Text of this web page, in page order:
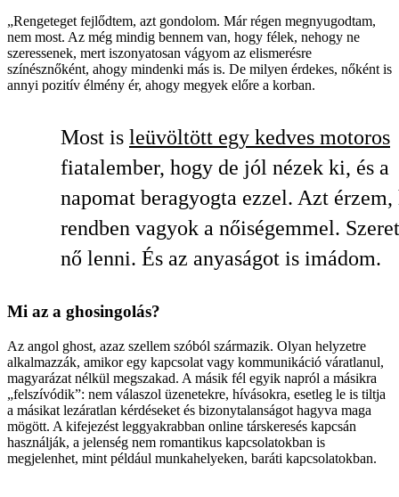
„Rengeteget fejlődtem, azt gondolom. Már régen megnyugodtam,
nem most. Az még mindig bennem van, hogy félek, nehogy ne
szeressenek, mert iszonyatosan vágyom az elismerésre
színésznőként, ahogy mindenki más is. De milyen érdekes, nőként is
annyi pozitív élmény ér, ahogy megyek előre a korban.
Most is leüvöltött egy kedves motoros
fiatalember, hogy de jól nézek ki, és a
napomat beragyogta ezzel. Azt érzem,
rendben vagyok a nőiségemmel.
nő lenni. És az anyaságot is imádom.
Mi az a ghosingolás?
Az angol ghost, azaz szellem szóból származik. Olyan helyzetre
alkalmazzák, amikor egy kapcsolat vagy kommunikáció váratlanul,
magyarázat nélkül megszakad. A másik fél egyik napról a másikra
„felszívódik”: nem válaszol üzenetekre, hívásokra, esetleg le is tiltja
a másikat lezáratlan kérdéseket és bizonytalanságot hagyva maga
mögött. A kifejezést leggyakrabban online társkeresés kapcsán
használják, a jelenség nem romantikus kapcsolatokban is
megjelenhet, mint például munkahelyeken, baráti kapcsolatokban.